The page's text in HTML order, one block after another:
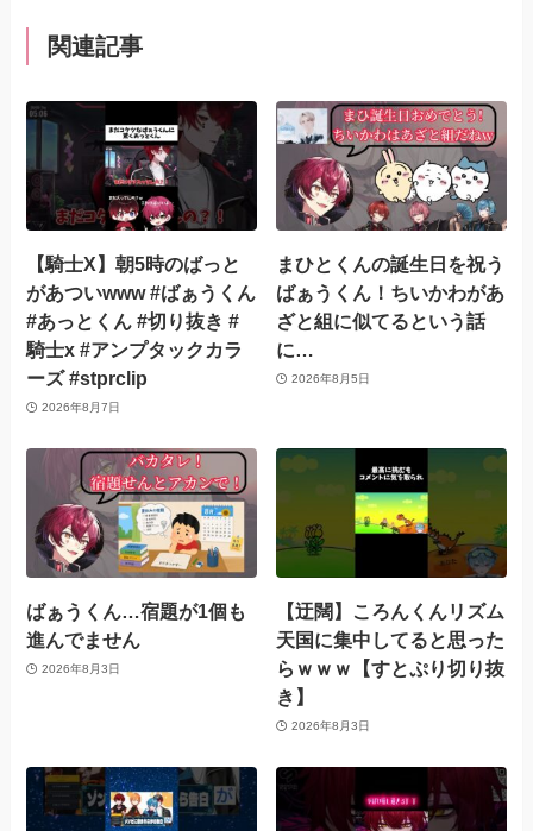
関連記事
【騎士X】朝5時のばっと
があついwww #ばぁうくん
#あっとくん #切り抜き #
騎士x #アンプタックカラ
ーズ #stprclip
2026年8月7日
まひとくんの誕生日を祝う
ばぁうくん！ちいかわがあ
ざと組に似てるという話
に…
2026年8月5日
ばぁうくん…宿題が1個も
進んでません
2026年8月3日
【迂闊】ころんくんリズム
天国に集中してると思った
らｗｗｗ【すとぷり切り抜
き】
2026年8月3日